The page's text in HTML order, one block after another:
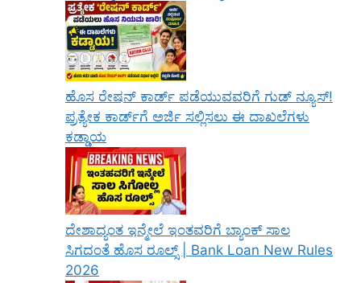
ಹೊಸ ರೇಷನ್ ಕಾರ್ಡ್ ಪಡೆಯುವವರಿಗೆ ಗುಡ್ ನ್ಯೂಸ್!
ಪ್ರತ್ಯೇಕ ಕಾರ್ಡ್‌ಗೆ ಅರ್ಜಿ ಸಲ್ಲಿಸಲು ಈ ದಾಖಲೆಗಳು
ಕಡ್ಡಾಯ
ದೇಶಾದ್ಯಂತ ಇನ್ಮೇಲೆ ಇಂತವರಿಗೆ ಬ್ಯಾಂಕ್ ಸಾಲ
ಸಿಗದಂತೆ ಹೊಸ ರೂಲ್ಸ್ | Bank Loan New Rules
2026